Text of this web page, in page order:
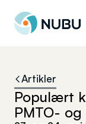
Til forsiden
Artikler
Populært
PMTO-